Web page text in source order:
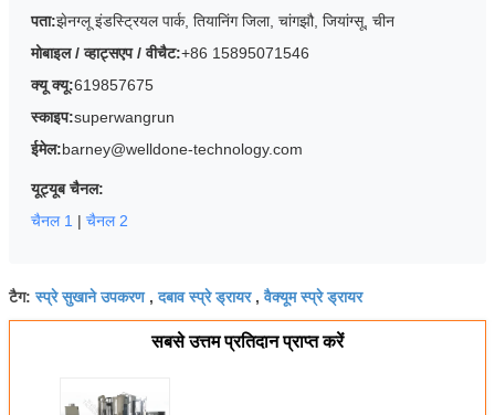
पता:झेनग्लू इंडस्ट्रियल पार्क, तियानिंग जिला, चांगझौ, जियांग्सू, चीन
मोबाइल / व्हाट्सएप / वीचैट:+86 15895071546
क्यू क्यू:619857675
स्काइप:superwangrun
ईमेल:barney@welldone-technology.com
यूट्यूब चैनल:
चैनल 1 | चैनल 2
टैग:स्प्रे सुखाने उपकरण,दबाव स्प्रे ड्रायर,वैक्यूम स्प्रे ड्रायर
सबसे उत्तम प्रतिदान प्राप्त करें